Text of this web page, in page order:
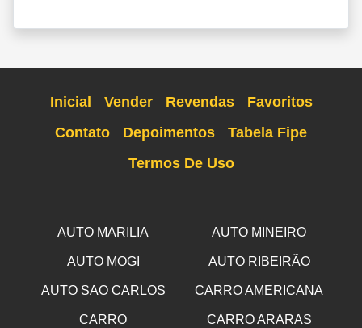
Inicial Vender Revendas
Favoritos
Contato
Depoimentos
Tabela Fipe
Termos De Uso
AUTO MARILIA AUTO MINEIRO
AUTO MOGI AUTO RIBEIRÃO
AUTO SAO CARLOS CARRO AMERICANA
CARRO
CARRO ARARAS